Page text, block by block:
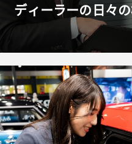
ディーラーの日々